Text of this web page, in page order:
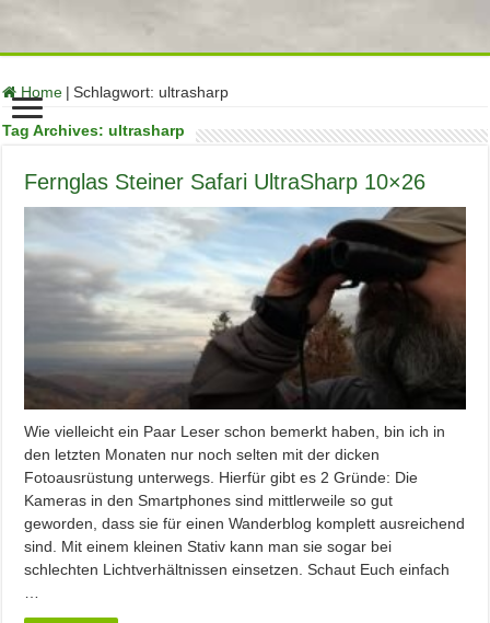
Home | Schlagwort: ultrasharp
Tag Archives:ultrasharp
Fernglas Steiner Safari UltraSharp 10×26
Wie vielleicht ein Paar Leser schon bemerkt haben, bin ich in
den letzten Monaten nur noch selten mit der dicken
Fotoausrüstung unterwegs. Hierfür gibt es 2 Gründe: Die
Kameras in den Smartphones sind mittlerweile so gut
geworden, dass sie für einen Wanderblog komplett ausreichend
sind. Mit einem kleinen Stativ kann man sie sogar bei
schlechten Lichtverhältnissen einsetzen. Schaut Euch einfach
…